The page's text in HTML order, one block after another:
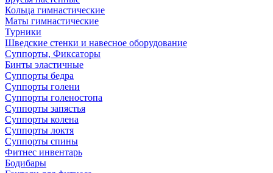
Кольца гимнастические
Маты гимнастические
Турники
Шведские стенки и навесное оборудование
Суппорты, Фиксаторы
Бинты эластичные
Суппорты бедра
Суппорты голени
Суппорты голеностопа
Суппорты запястья
Суппорты колена
Суппорты локтя
Суппорты спины
Фитнес инвентарь
Бодибары